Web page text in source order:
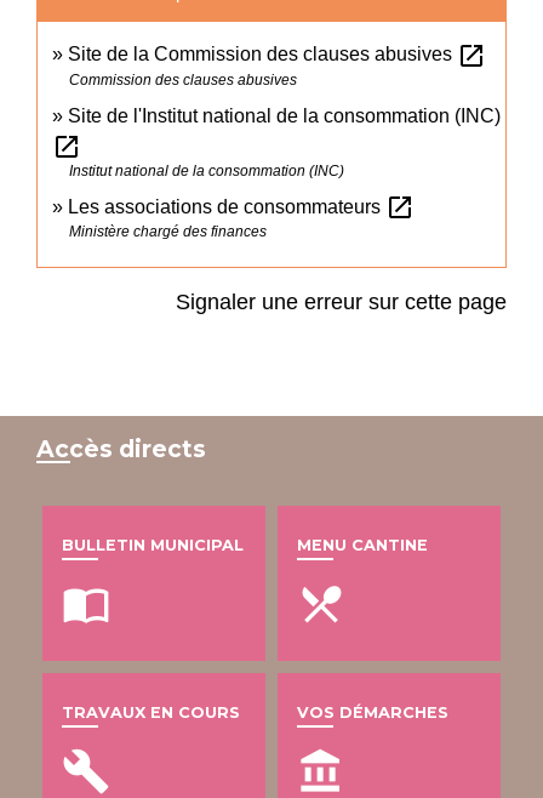
Site de la Commission des clauses abusives open_in_new
Commission des clauses abusives
Site de l'Institut national de la consommation (INC)
open_in_new
Institut national de la consommation (INC)
Les associations de consommateurs open_in_new
Ministère chargé des finances
Signaler une erreur sur cette page
Accès directs
BULLETIN MUNICIPAL
import_contacts
MENU CANTINE
local_dining
TRAVAUX EN COURS
build
VOS DÉMARCHES
account_balance